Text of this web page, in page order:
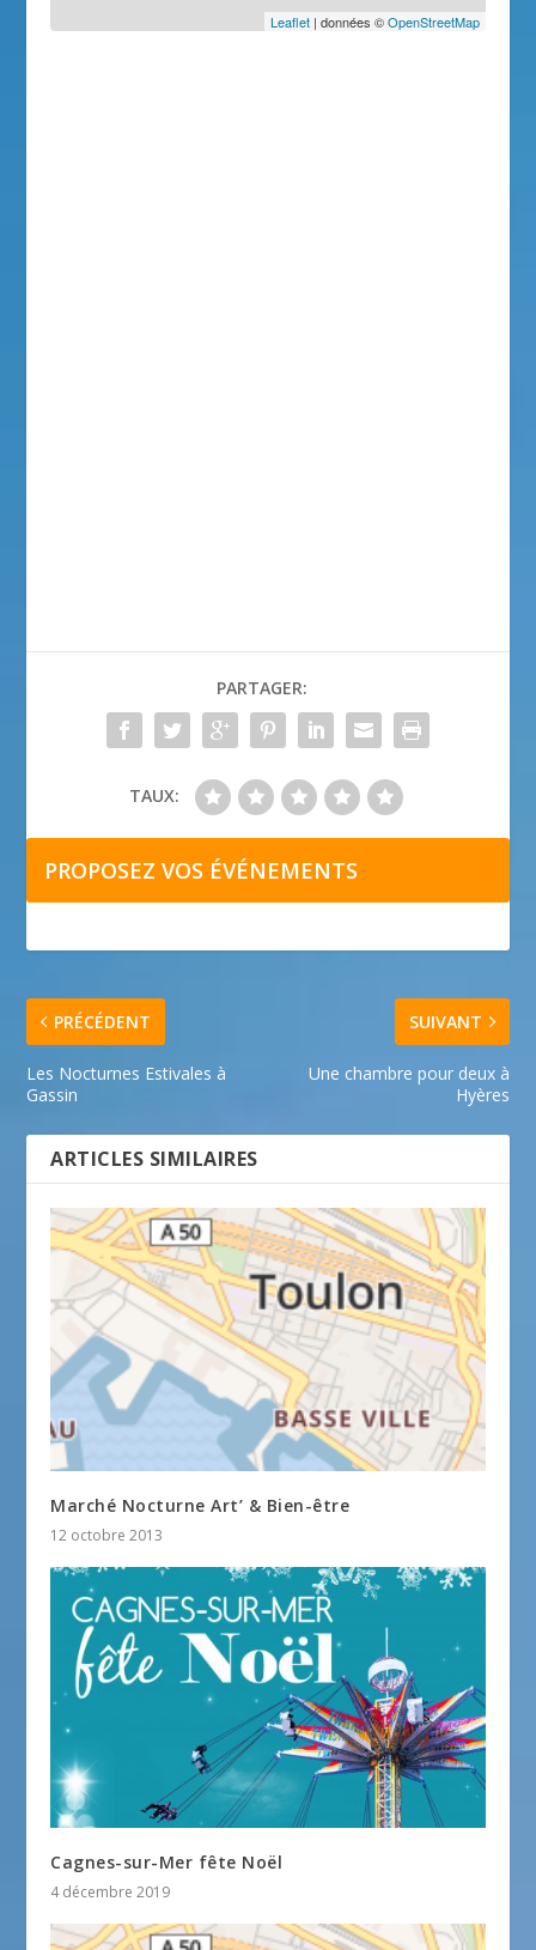
Leaflet| données ©OpenStreetMap
PARTAGER:
TAUX:
PROPOSEZ VOS ÉVÉNEMENTS
PRÉCÉDENT
Les Nocturnes Estivales à
Gassin
SUIVANT
Une chambre pour deux à
Hyères
ARTICLES SIMILAIRES
Marché Nocturne Art’ & Bien-être
12 octobre 2013
Cagnes-sur-Mer fête Noël
4 décembre 2019